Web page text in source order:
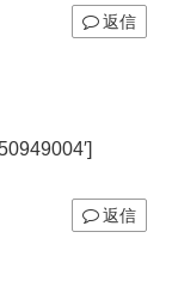
返信
返信